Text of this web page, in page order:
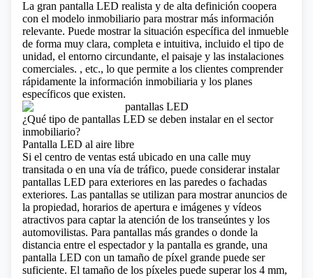
La gran pantalla LED realista y de alta definición coopera
con el modelo inmobiliario para mostrar más información
relevante. Puede mostrar la situación específica del inmueble
de forma muy clara, completa e intuitiva, incluido el tipo de
unidad, el entorno circundante, el paisaje y las instalaciones
comerciales. , etc., lo que permite a los clientes comprender
rápidamente la información inmobiliaria y los planes
específicos que existen.
¿Qué tipo de pantallas LED se deben instalar en el sector
inmobiliario?
Pantalla LED al aire libre
Si el centro de ventas está ubicado en una calle muy
transitada o en una vía de tráfico, puede considerar instalar
pantallas LED para exteriores en las paredes o fachadas
exteriores. Las pantallas se utilizan para mostrar anuncios de
la propiedad, horarios de apertura e imágenes y vídeos
atractivos para captar la atención de los transeúntes y los
automovilistas. Para pantallas más grandes o donde la
distancia entre el espectador y la pantalla es grande, una
pantalla LED con un tamaño de píxel grande puede ser
suficiente. El tamaño de los píxeles puede superar los 4 mm,